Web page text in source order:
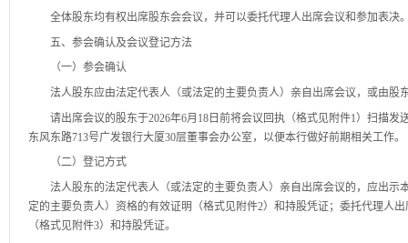
全体股东均有权出席股东会会议，并可以委托代理人出席会议和参加表决
五、参会确认及会议登记方法
（一）参会确认
法人股东应由法定代表人（或法定的主要负责人）亲自出席会议，或由股
请出席会议的股东于2026年6月18日前将会议回执（格式见附件1）扫描发
东风东路713号广发银行大厦30层董事会办公室， 以便本行做好前期相关工作。
（二）登记方式
法人股东的法定代表人（或法定的主要负责人）亲自出席会议的， 应出示
定的主要负责人）资格的有效证明（格式见附件2）和持股凭证； 委托代理人
（格式见附件3）和持股凭证。